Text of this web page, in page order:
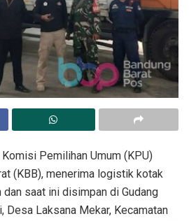
Komisi Pemilihan Umum (KPU)
(KBB), menerima logistik kotak
saat ini disimpan di Gudang
Desa Laksana Mekar, Kecamatan